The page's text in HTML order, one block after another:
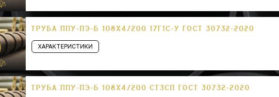
ТРУБА ППУ-ПЭ-Б 108Х4/200 17Г1С-У ГОСТ 30732-2020
ХАРАКТЕРИСТИКИ
ТРУБА ППУ-ПЭ-Б 108Х4/200 СТ3СП ГОСТ 30732-2020